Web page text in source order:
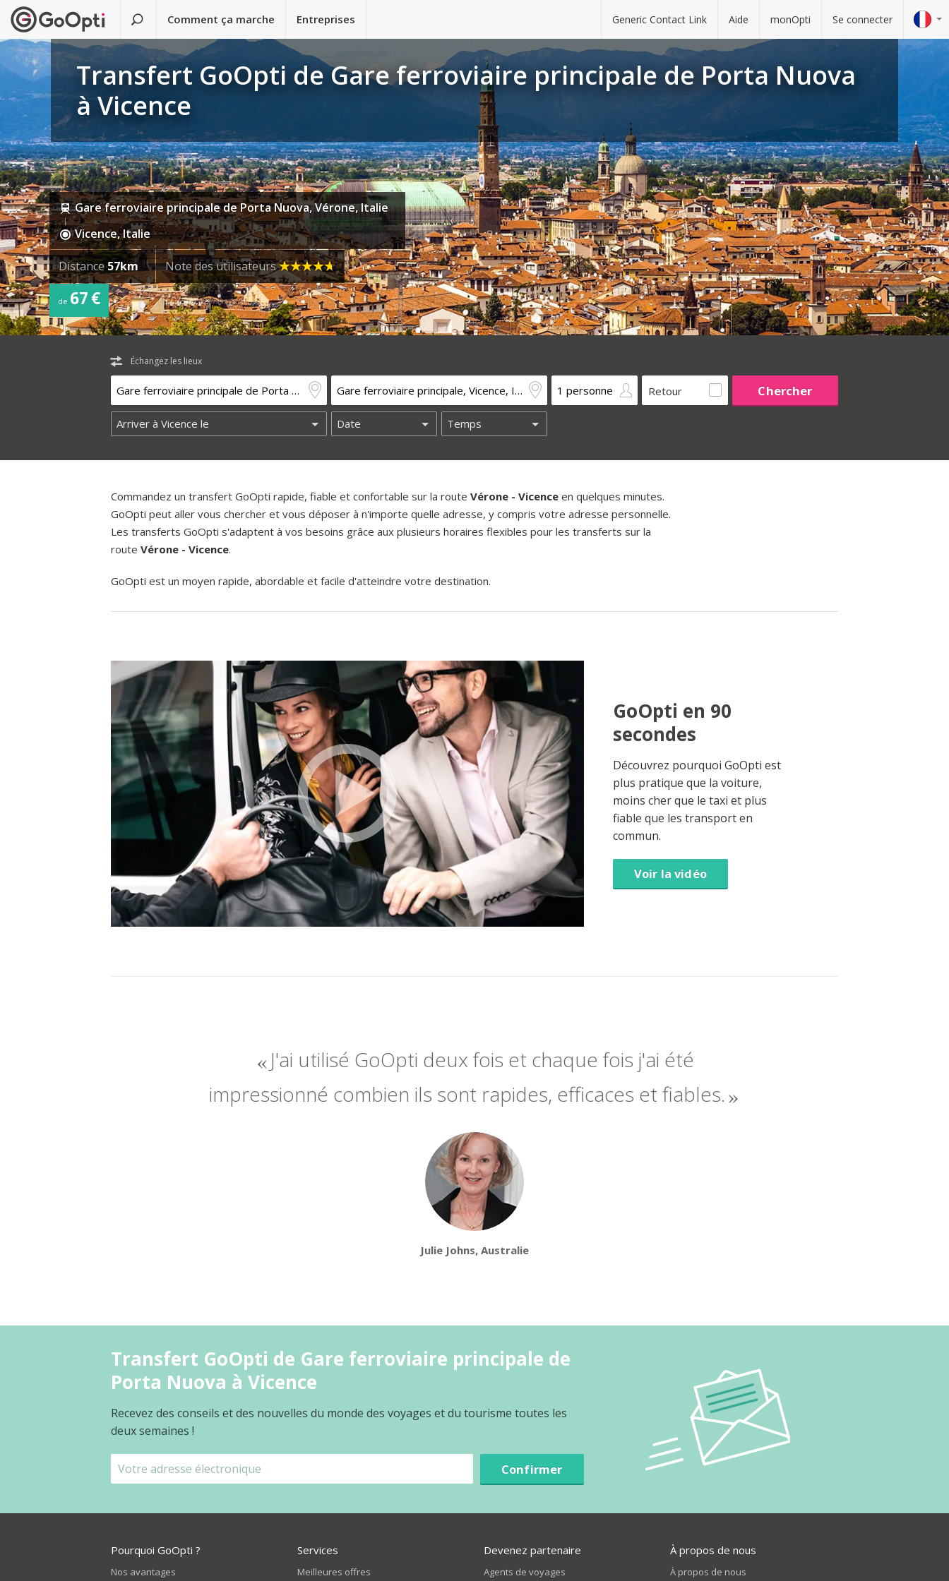
Comment ça marche Entreprises Generic Contact Link Aide monOpti Se connecter
Transfert GoOpti de Gare ferroviaire principale de Porta Nuova
à Vicence
Gare ferroviaire principale de Porta Nuova, Vérone, Italie
Vicence, Italie
Distance57km Note des utilisateurs
de 67 €
Échangez les lieux
Retour
Commandez un transfert GoOpti rapide, fiable et confortable sur la route Vérone - Vicence en quelques minutes.
GoOpti peut aller vous chercher et vous déposer à n'importe quelle adresse, y compris votre adresse personnelle.
Les transferts GoOpti s'adaptent à vos besoins grâce aux plusieurs horaires flexibles pour les transferts sur la
route Vérone - Vicence.
GoOpti est un moyen rapide, abordable et facile d'atteindre votre destination.
GoOpti en 90
secondes
Découvrez pourquoi GoOpti est
plus pratique que la voiture,
moins cher que le taxi et plus
fiable que les transport en
commun.
Voir la vidéo
J'ai utilisé GoOpti deux fois et chaque fois j'ai été
impressionné combien ils sont rapides, efficaces et fiables.
Julie Johns, Australie
Transfert GoOpti de Gare ferroviaire principale de
Porta Nuova à Vicence
Recevez des conseils et des nouvelles du monde des voyages et du tourisme toutes les
deux semaines !
Confirmer
Pourquoi GoOpti ?
Nos avantages
Services
Meilleures offres
Devenez partenaire
Agents de voyages
À propos de nous
À propos de nous